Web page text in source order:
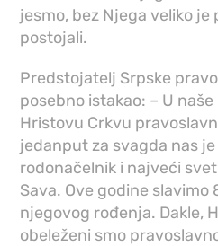
jesmo, bez Njega veliko je
postojali.
Predstojatelj Srpske
posebno istakao: – U naše
Hristovu Crkvu
jedanput za svagda nas
rodonačelnik i najveći
Sava. Ove godine slavimo
njegovog rođenja. Dakle,
obeleženi smo